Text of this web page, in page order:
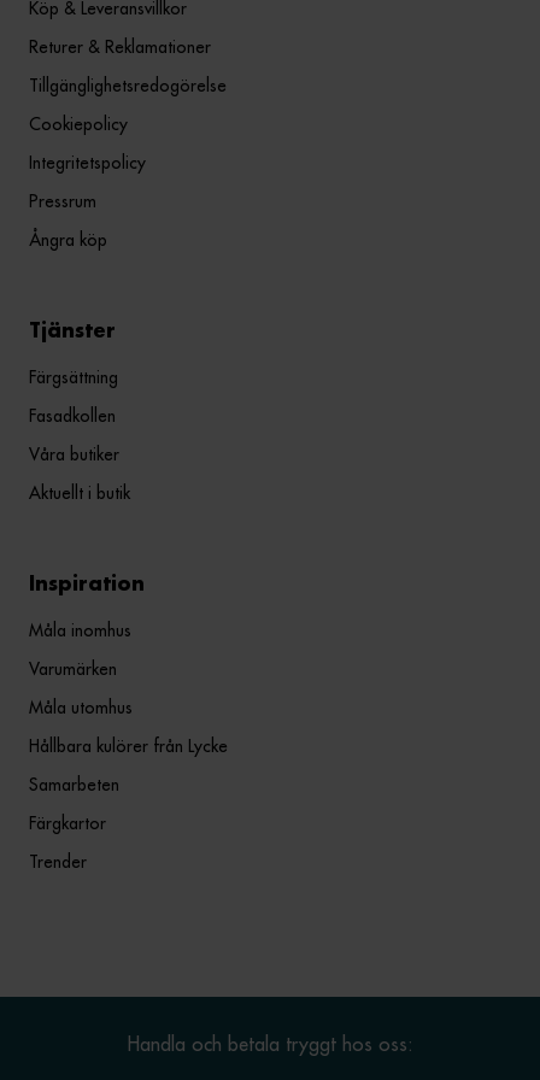
Köp & Leveransvillkor
Returer & Reklamationer
Tillgänglighetsredogörelse
Cookiepolicy
Integritetspolicy
Pressrum
Ångra köp
Tjänster
Färgsättning
Fasadkollen
Våra butiker
Aktuellt i butik
Inspiration
Måla inomhus
Varumärken
Måla utomhus
Hållbara kulörer från Lycke
Samarbeten
Färgkartor
Trender
Handla och betala tryggt hos oss: